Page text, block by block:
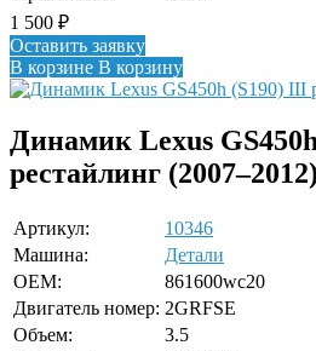
1 500 ₽
Оставить заявку
В корзине В корзину
Динамик Lexus
рестайлинг (2007–2012)
Артикул:
10346
Машина:
Детали
OEM:
861600wc20
Двигатель номер: 2GRFSE
Объем:
3.5